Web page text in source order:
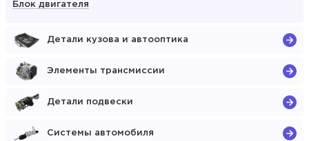
Блок двигателя
Детали кузова и автооптика
Элементы трансмиссии
Детали подвески
Системы автомобиля